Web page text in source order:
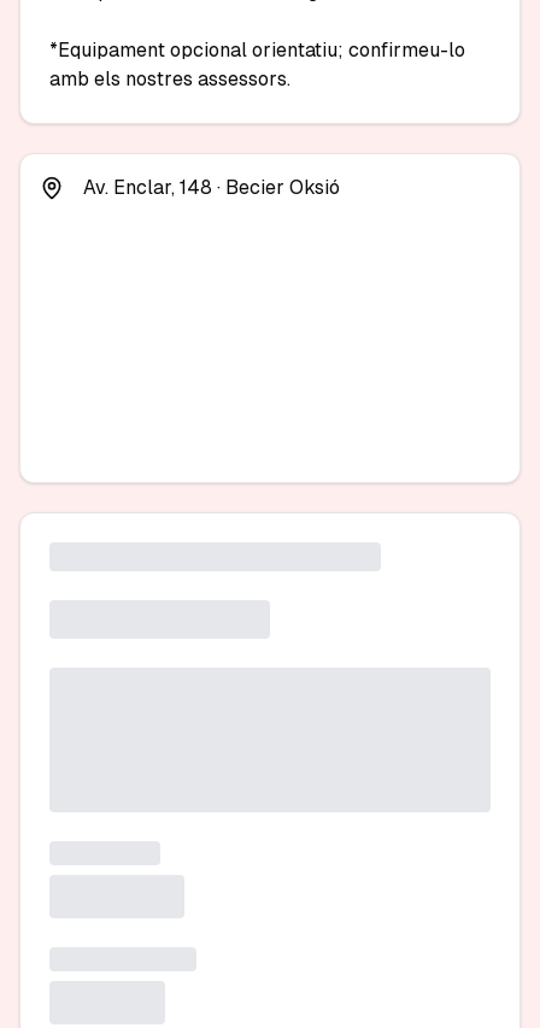
*Equipament opcional orientatiu; confirmeu-lo
amb els nostres assessors.
Av. Enclar, 148 · Becier Oksió